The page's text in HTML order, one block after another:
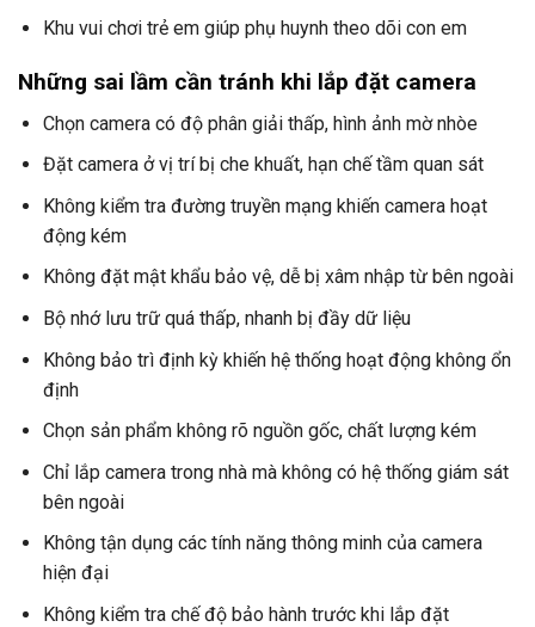
Khu vui chơi trẻ em giúp phụ huynh theo dõi con em
Những sai lầm cần tránh khi lắp đặt camera
Chọn camera có độ phân giải thấp, hình ảnh mờ nhòe
Đặt camera ở vị trí bị che khuất, hạn chế tầm quan sát
Không kiểm tra đường truyền mạng khiến camera hoạt
động kém
Không đặt mật khẩu bảo vệ, dễ bị xâm nhập từ bên ngoài
Bộ nhớ lưu trữ quá thấp, nhanh bị đầy dữ liệu
Không bảo trì định kỳ khiến hệ thống hoạt động không ổn
định
Chọn sản phẩm không rõ nguồn gốc, chất lượng kém
Chỉ lắp camera trong nhà mà không có hệ thống giám sát
bên ngoài
Không tận dụng các tính năng thông minh của camera
hiện đại
Không kiểm tra chế độ bảo hành trước khi lắp đặt